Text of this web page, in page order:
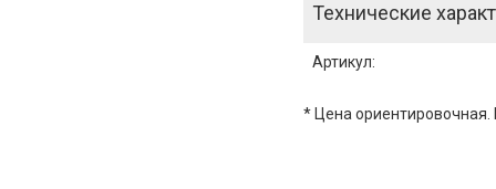
Технические
Артикул:
* Цена ориентировочная.